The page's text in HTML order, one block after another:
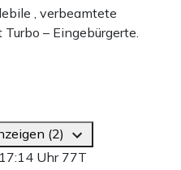
, verbeamtete
– Eingebürgerte.
(2)
Uhr 77T